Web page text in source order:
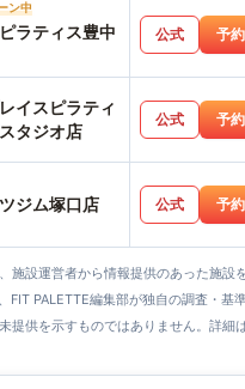
ン中
ラティス豊中
公式 予約
イスピラティ
タジオ店
公式 予約
ジム塚口店 公式 予約
施設運営者から情報提供のあった施設
FIT PALETTE編集部が独自の調査・基
提供を示すものではありません。詳細